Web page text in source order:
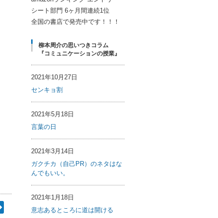
シート部門 6ヶ月間連続1位
全国の書店で発売中です！！！
柳本周介の思いつきコラム
『コミュニケーションの授業』
2021年10月27日
センキョ割
2021年5月18日
言葉の日
2021年3月14日
ガクチカ（自己PR）のネタはな
んでもいい。
2021年1月18日
意志あるところに道は開ける